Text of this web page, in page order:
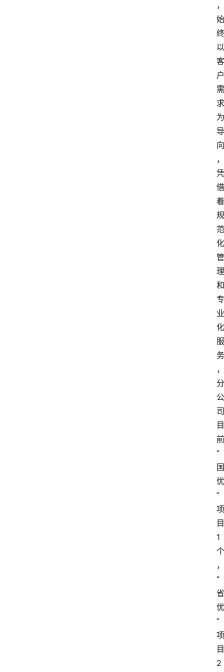
，
始
终
以
客
户
需
求
为
导
向
，
凭
借
着
规
范
化
管
理
和
专
业
化
服
务
，
分
公
司
目
前
“
国
优
”
项
目
1
个
，
“
省
优
”
项
目
2